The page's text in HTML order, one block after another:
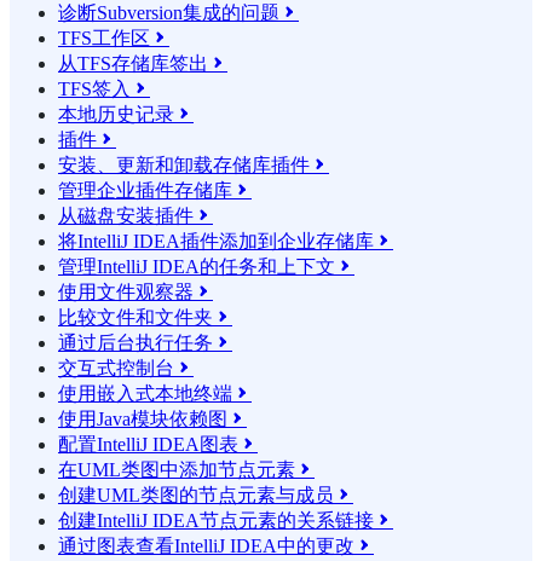
诊断Subversion集成的问题 
TFS工作区 
从TFS存储库签出 
TFS签入 
本地历史记录 
插件 
安装、更新和卸载存储库插件 
管理企业插件存储库 
从磁盘安装插件 
将IntelliJ IDEA插件添加到企业存储库 
管理IntelliJ IDEA的任务和上下文 
使用文件观察器 
比较文件和文件夹 
通过后台执行任务 
交互式控制台 
使用嵌入式本地终端 
使用Java模块依赖图 
配置IntelliJ IDEA图表 
在UML类图中添加节点元素 
创建UML类图的节点元素与成员 
创建IntelliJ IDEA节点元素的关系链接 
通过图表查看IntelliJ IDEA中的更改 